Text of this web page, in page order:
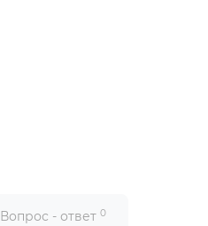
Вопрос - ответ 0